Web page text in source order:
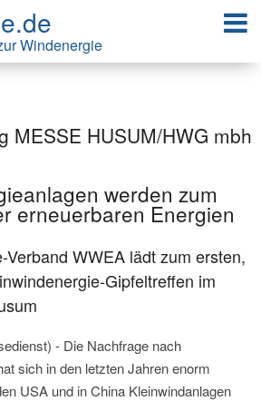
Windenergie
MESSE HUSUM/HWG mbh
werden zum
erneuerbaren Energien
Verband WWEA lädt zum ersten,
Gipfeltreffen im
- Die Nachfrage nach
sich in den letzten Jahren enorm
USA und in China Kleinwindanlagen